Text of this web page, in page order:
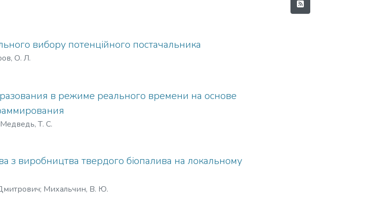
вибору потенційного постачальника
О. Л.
в режиме реального времени на основе
Медведь, Т. С.
з виробництва твердого біопалива на локальному
; Михальчин, В. Ю.